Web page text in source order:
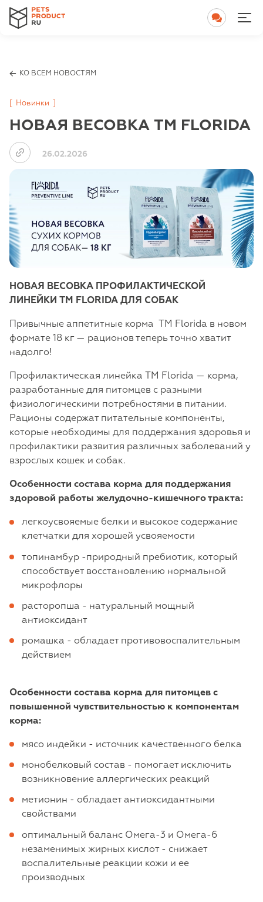
КО ВСЕМ НОВОСТЯМ
Новинки
НОВАЯ ВЕСОВКА TM FLORIDA
26.02.2026
НОВАЯ ВЕСОВКА ПРОФИЛАКТИЧЕСКОЙ
ЛИНЕЙКИ TM FLORIDA ДЛЯ СОБАК
Привычные аппетитные корма TM Florida в новом
формате 18 кг — рационов теперь точно хватит
надолго!
Профилактическая линейка TM Florida — корма,
разработанные для питомцев с разными
физиологическими потребностями в питании.
Рационы содержат питательные компоненты,
которые необходимы для поддержания здоровья и
профилактики развития различных заболеваний у
взрослых кошек и собак.
Особенности состава корма для поддержания
здоровой работы желудочно-кишечного тракта:
легкоусвояемые белки и высокое содержание
клетчатки для хорошей усвояемости
топинамбур -природный пребиотик, который
способствует восстановлению нормальной
микрофлоры
расторопша - натуральный мощный
антиоксидант
ромашка - обладает противовоспалительным
действием
Особенности состава корма для питомцев с
повышенной чувствительностью к компонентам
корма:
мясо индейки - источник качественного белка
монобелковый состав - помогает исключить
возникновение аллергических реакций
метионин - обладает антиоксидантными
свойствами
оптимальный баланс Омега-3 и Омега-6
незаменимых жирных кислот - снижает
воспалительные реакции кожи и ее
производных